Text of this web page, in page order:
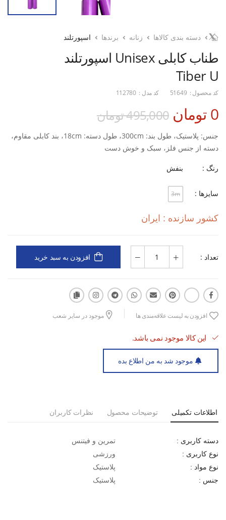
دسته بندی کالاها زنانه برندها اسپورتلند
طناب کابلی Unisex اسپورتلند
Tiber U
کد محصول : 51649 کد مدل : 112780
0 تومان 495,000 تومان
جنس: پلاستیک، طول بند: 300cm، طول دسته: 18cm، بند کابلی مقاوم،
دسته از جنس فلز، سبک و خوش دست
رنگ : بنفش
سایزها : 3m
کشور سازنده : ایران
تعداد : افزودن به سبد خرید
افزودن به لیست علاقه‌مندی ها موجود در سایر شعب
این کالا موجود نمی باشد.
موجود شد به من اطلاع بده
اطلاعات تکمیلی توضیحات محصول نظرات کاربران
دسته کاربری : تمرین و فیتنس
نوع کاربری : ورزشی
نوع مواد : پلاستیک
جنس : پلاستیک